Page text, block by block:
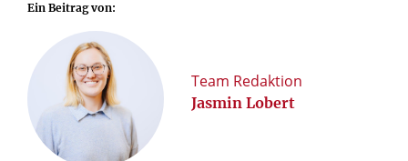
Ein Beitrag von:
Team Redaktion
Jasmin Lobert